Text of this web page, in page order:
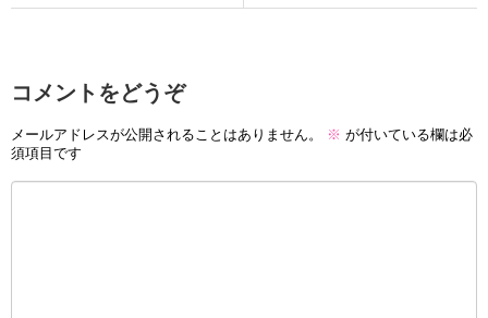
コメントをどうぞ
メールアドレスが公開されることはありません。 ※ が付いている欄は必
須項目です